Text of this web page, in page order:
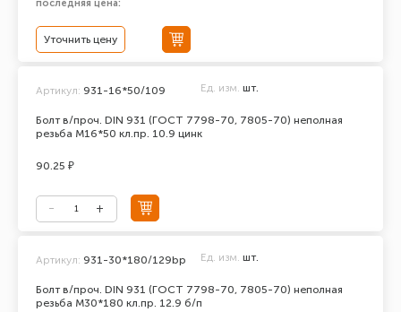
последняя цена:
Уточнить цену
Болт в/проч. DIN 931 (ГОСТ 7798-70, 7805-70) неполная
резьба М16*50 кл.пр. 10.9 цинк
Артикул: 931-16*50/109 Ед. изм. шт.
90.25 ₽
Болт в/проч. DIN 931 (ГОСТ 7798-70, 7805-70) неполная
резьба М30*180 кл.пр. 12.9 б/п
Артикул: 931-30*180/129bp Ед. изм. шт.